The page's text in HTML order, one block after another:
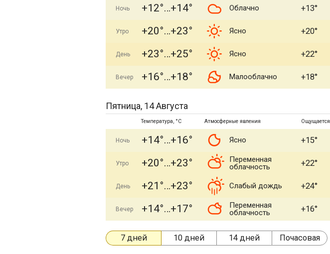
Ночь +12° +14° Облачно +13°
Утро +20° +23° Ясно +20°
День +23° +25° Ясно +22°
Вечер +16° +18° Малооблачно +18°
Пятница, 14 Августа
Температура, °C Атмосферные явления Ощущается
Ночь +14° +16° Ясно +15°
Утро +20° +23°
Переменная
облачность
+22°
День +21° +23° Слабый дождь +24°
Вечер +14° +17°
Переменная
облачность
+16°
7 дней 10 дней 14 дней Почасовая